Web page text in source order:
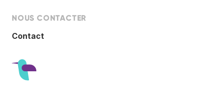
NOUS CONTACTER
Contact